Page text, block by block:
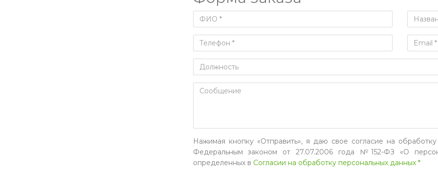
Нажимая кнопку «Отправить», я даю свое согласие на
Федеральным законом от 27.07.2006 года №152-ФЗ «О
определенных в Согласии на обработку персональных данных *